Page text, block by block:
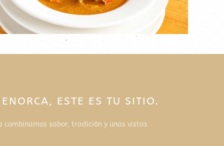
ESTE ES TU SITIO.
sabor, tradición y unas vistas